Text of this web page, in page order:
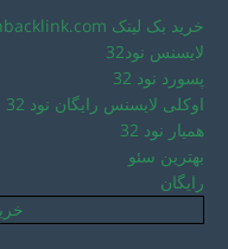
خرید بک لینک behtarinbacklink.com
لایسنس نود32
پسورد نود 32
اوکلی لایسنس رایگان نود 32
همیار نود 32
بهترین سئو
رایگان